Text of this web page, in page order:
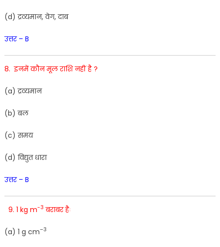
(d)द्रव्यमान,वेग,दाब
उत्तर – B
8. इनमें कौन मूल राशि नहीं है ?
(a)द्रव्यमान
(b) बल
(c) समय
(d) विद्युत धारा
उत्तर – B
9. 1 kg m-3 बराबर हैः
(a) 1 g cm–3